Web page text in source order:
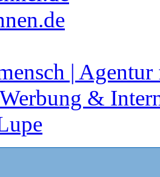
| Agentur
&